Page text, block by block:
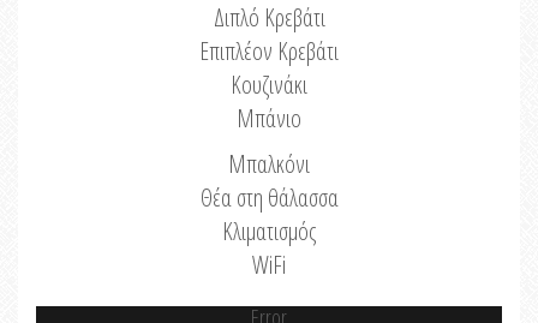
Διπλό Κρεβάτι
Επιπλέον Κρεβάτι
Κουζινάκι
Μπάνιο
Μπαλκόνι
Θέα στη θάλασσα
Κλιματισμός
WiFi